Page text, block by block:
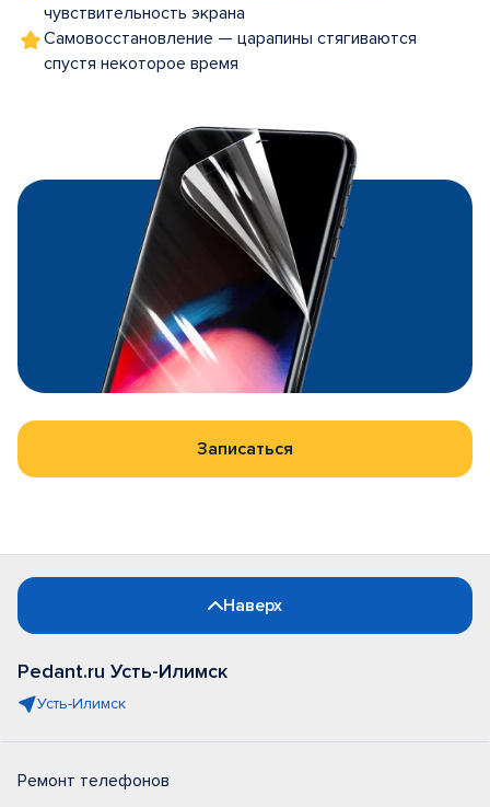
чувствительность экрана
Самовосстановление — царапины стягиваются
спустя некоторое время
Записаться
Наверх
Pedant.ru Усть-Илимск
Усть-Илимск
Ремонт телефонов